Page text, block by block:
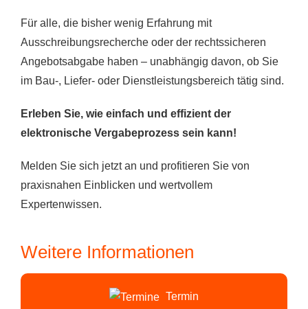
Für alle, die bisher wenig Erfahrung mit
Ausschreibungsrecherche oder der rechtssicheren
Angebotsabgabe haben – unabhängig davon, ob Sie
im Bau-, Liefer- oder Dienstleistungsbereich tätig sind.
Erleben Sie, wie einfach und effizient der
elektronische Vergabeprozess sein kann!
Melden Sie sich jetzt an und profitieren Sie von
praxisnahen Einblicken und wertvollem
Expertenwissen.
Weitere Informationen
Termin